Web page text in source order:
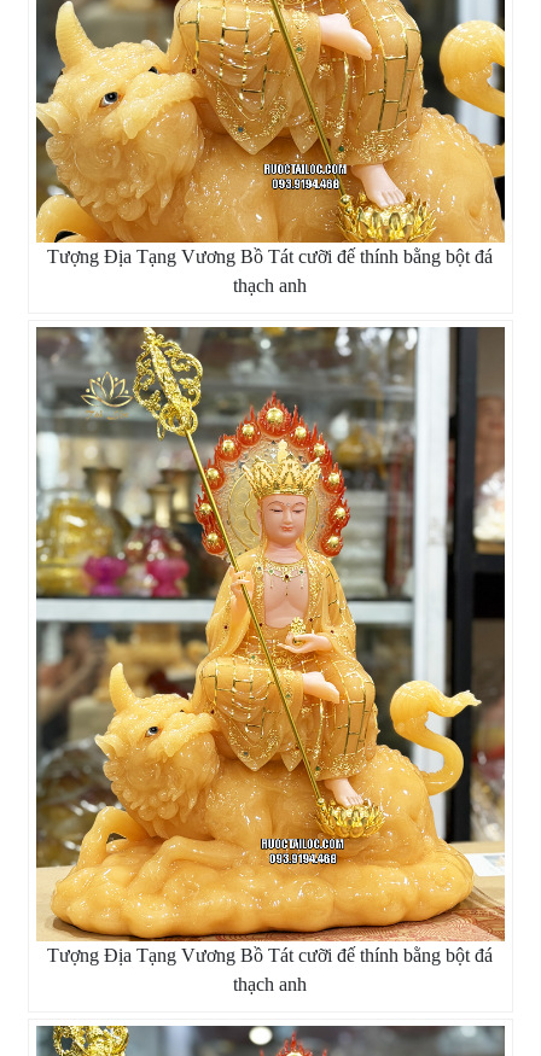
Tượng Địa Tạng Vương Bồ Tát cưỡi đế thính bằng bột đá
thạch anh
Tượng Địa Tạng Vương Bồ Tát cưỡi đế thính bằng bột đá
thạch anh